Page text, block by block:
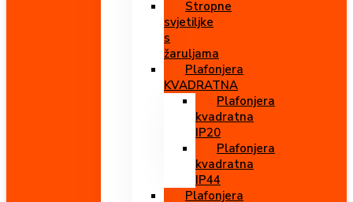
Stropne
svjetiljke
s
žaruljama
Plafonjera
KVADRATNA
Plafonjera
kvadratna
IP20
Plafonjera
kvadratna
IP44
Plafonjera